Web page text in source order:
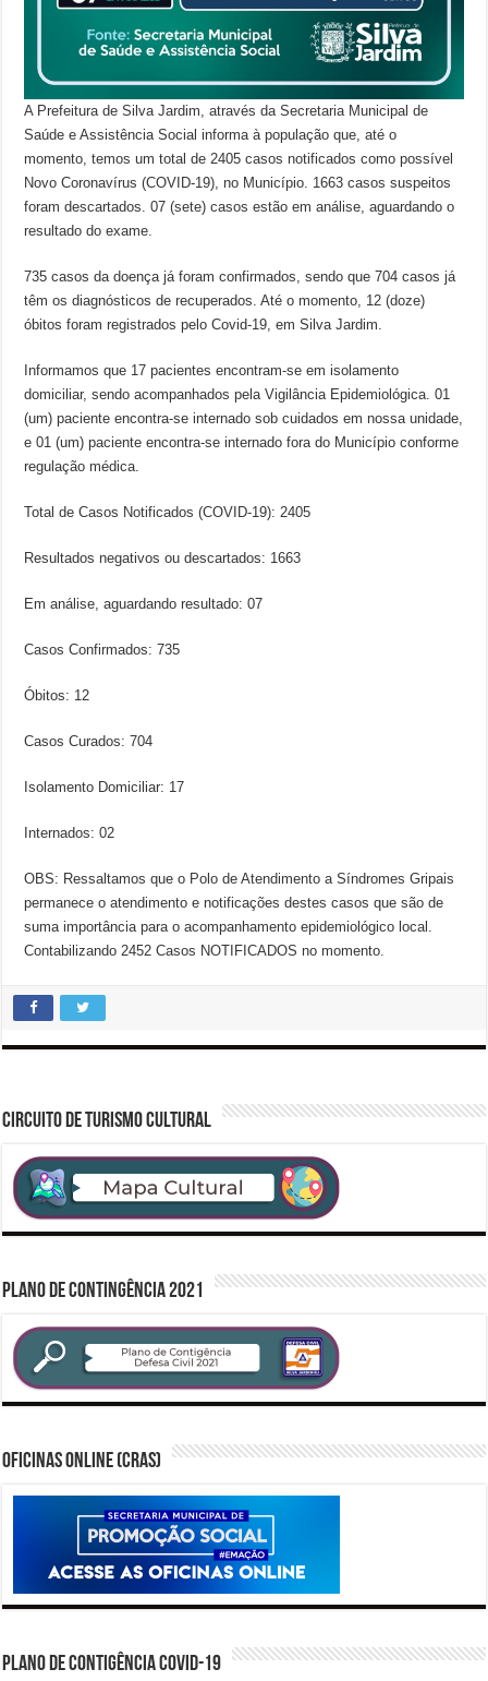
A Prefeitura de Silva Jardim, através da Secretaria Municipal de
Saúde e Assistência Social informa à população que, até o
momento, temos um total de 2405 casos notificados como possível
Novo Coronavírus (COVID-19), no Município. 1663 casos suspeitos
foram descartados. 07 (sete) casos estão em análise, aguardando o
resultado do exame.
735 casos da doença já foram confirmados, sendo que 704 casos já
têm os diagnósticos de recuperados. Até o momento, 12 (doze)
óbitos foram registrados pelo Covid-19, em Silva Jardim.
Informamos que 17 pacientes encontram-se em isolamento
domiciliar, sendo acompanhados pela Vigilância Epidemiológica. 01
(um) paciente encontra-se internado sob cuidados em nossa unidade,
e 01 (um) paciente encontra-se internado fora do Município conforme
regulação médica.
Total de Casos Notificados (COVID-19): 2405
Resultados negativos ou descartados: 1663
Em análise, aguardando resultado: 07
Casos Confirmados: 735
Óbitos: 12
Casos Curados: 704
Isolamento Domiciliar: 17
Internados: 02
OBS: Ressaltamos que o Polo de Atendimento a Síndromes Gripais
permanece o atendimento e notificações destes casos que são de
suma importância para o acompanhamento epidemiológico local.
Contabilizando 2452 Casos NOTIFICADOS no momento.
CIRCUITO DE TURISMO CULTURAL
PLANO DE CONTINGÊNCIA 2021
Oficinas Online (CRAS)
PLANO DE CONTIGÊNCIA COVID-19